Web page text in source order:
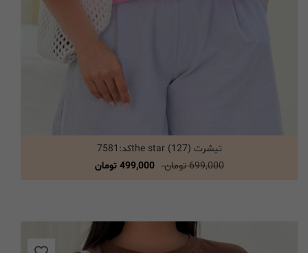
انتخاب گزینه ها تیشرت the star (127)کد:7581
699,000 تومان
499,000 تومان